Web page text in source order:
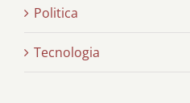
Politica
Tecnologia